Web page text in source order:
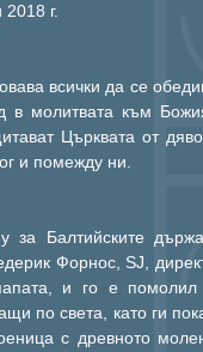
г.
всички да се
в молитвата към
Църквата от
и помежду ни.
за Балтийските
Форнос, SJ,
и го е помолил
по света, като ги
с древното